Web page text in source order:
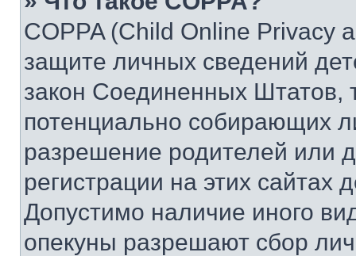
COPPA (Child Online Privacy
защите личных сведений
закон Соединенных Штатов,
потенциально собирающих
разрешение родителей или
регистрации на этих сайтах
Допустимо наличие иного
опекуны разрешают сбор